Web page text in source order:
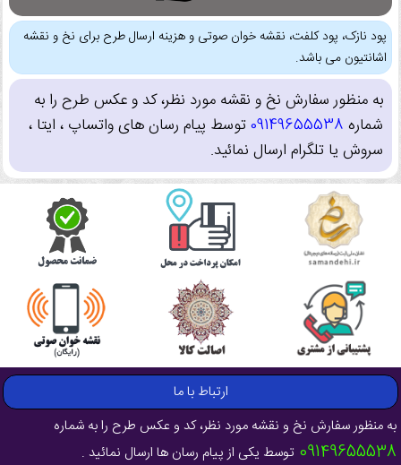
پود نازک، پود کلفت، نقشه خوان صوتی و هزینه ارسال طرح برای نخ و نقشه
اشانتیون می باشد.
به منظور سفارش نخ و نقشه مورد نظر، کد و عکس طرح را به
شماره 09149655538توسط پیام رسان های واتساپ ، ایتا ،
سروش یا تلگرام ارسال نمائید.
ارتباط با ما
به منظور سفارش نخ و نقشه مورد نظر، کد و عکس طرح را به شماره
09149655538 توسط یکی از پیام رسان ها ارسال نمائید .